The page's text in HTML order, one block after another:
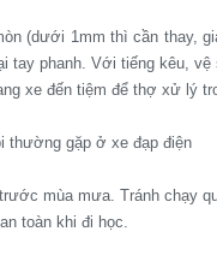
(dưới 1mm thì cần thay,
tay phanh. Với tiếng kêu,
xe đến tiệm để thợ xử lý
mùa mưa. Tránh chạy
toàn khi đi học.